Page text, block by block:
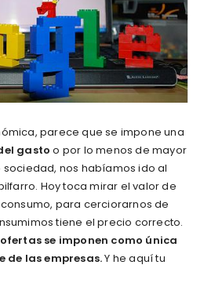
parece que se impone una
gasto o por lo menos de mayor
nos habíamos ido al
Hoy toca mirar el valor de
para cerciorarnos de
tiene el precio correcto.
se imponen como única
de las empresas.Y he aquí tu